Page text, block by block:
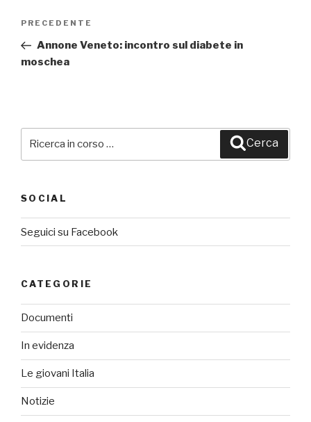
Navigazione
Articolo
precedente:
PRECEDENTE
Annone Veneto: incontro sul diabete in
moschea
Cerca
SOCIAL
Seguici su Facebook
CATEGORIE
Documenti
In evidenza
Le giovani Italia
Notizie